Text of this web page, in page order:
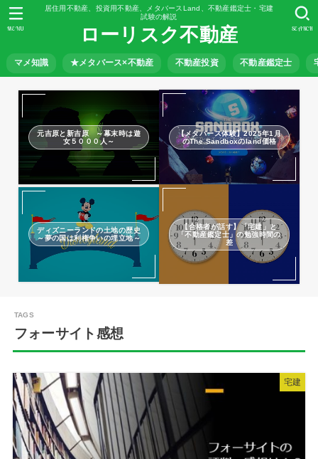
居住用不動産、投資用不動産、メタバースLand、不動産鑑定士・宅建
試験の解説
ローリスク不動産
マメ知識 ★メタバース×不動産 不動産投資 不動産鑑定士
SEARCH
MENU
元吉原と新吉原 ～幕末時は遊
女５０００人～
【メタバース体験】2025年1月
のThe Sandboxのland価格
ディズニーランドの土地の歴史
～夢の国は利権争いの埋立地～
【合格者が話す】「宅建」と
「不動産鑑定士」の勉強時間の
差
フォーサイト感想
宅建